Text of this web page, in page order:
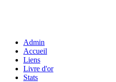
Admin
Accueil
Liens
Livre d'or
Stats